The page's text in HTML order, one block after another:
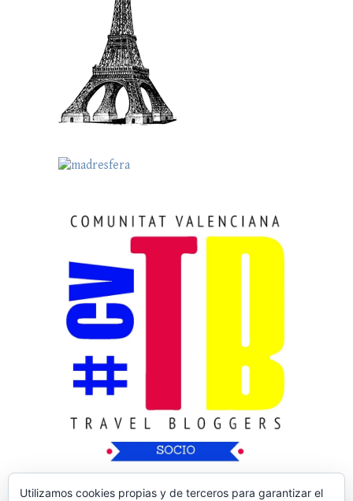
Utilizamos cookies propias y de terceros para garantizar el